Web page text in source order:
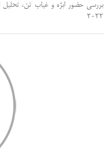
بررسی حضور ابژه و غیاب تن، تحلیل
۲۰۲۲